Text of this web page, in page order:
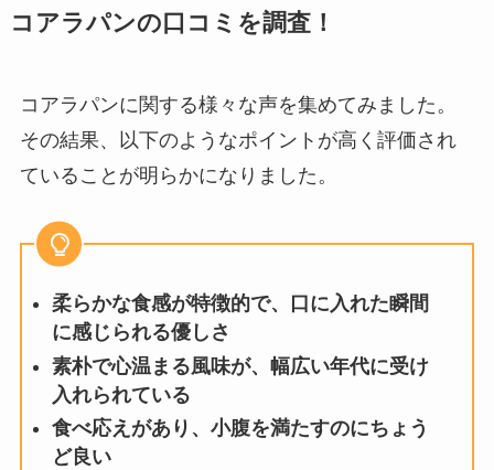
コアラパンの口コミを調査！
コアラパンに関する様々な声を集めてみました。
その結果、以下のようなポイントが高く評価され
ていることが明らかになりました。
柔らかな食感が特徴的で、口に入れた瞬間
に感じられる優しさ
素朴で心温まる風味が、幅広い年代に受け
入れられている
食べ応えがあり、小腹を満たすのにちょう
ど良い